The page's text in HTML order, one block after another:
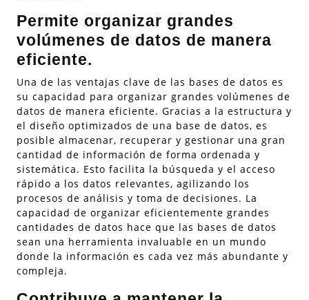
Permite organizar grandes
volúmenes de datos de manera
eficiente.
Una de las ventajas clave de las bases de datos es
su capacidad para organizar grandes volúmenes de
datos de manera eficiente. Gracias a la estructura y
el diseño optimizados de una base de datos, es
posible almacenar, recuperar y gestionar una gran
cantidad de información de forma ordenada y
sistemática. Esto facilita la búsqueda y el acceso
rápido a los datos relevantes, agilizando los
procesos de análisis y toma de decisiones. La
capacidad de organizar eficientemente grandes
cantidades de datos hace que las bases de datos
sean una herramienta invaluable en un mundo
donde la información es cada vez más abundante y
compleja.